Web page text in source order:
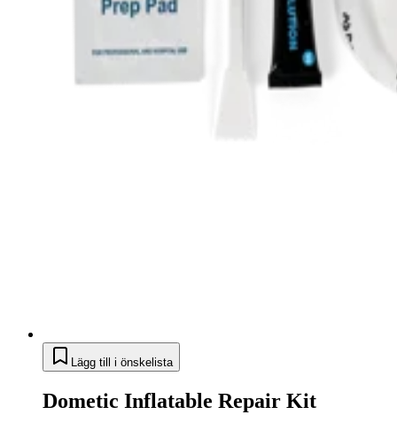
Lägg till i önskelista
Dometic Inflatable Repair Kit